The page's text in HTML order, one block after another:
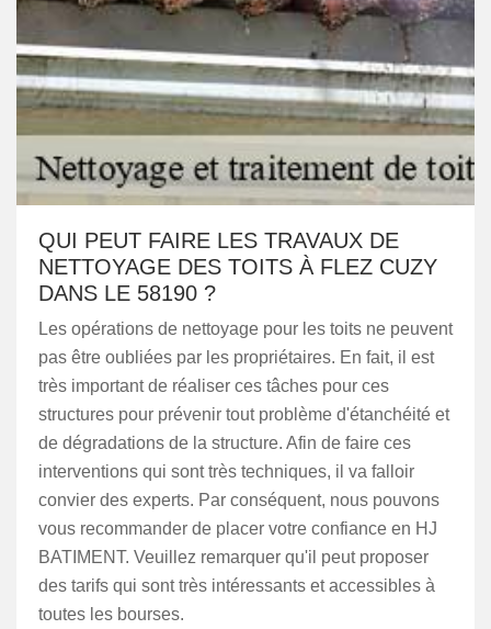
QUI PEUT FAIRE LES TRAVAUX DE
NETTOYAGE DES TOITS À FLEZ CUZY
DANS LE 58190 ?
Les opérations de nettoyage pour les toits ne peuvent
pas être oubliées par les propriétaires. En fait, il est
très important de réaliser ces tâches pour ces
structures pour prévenir tout problème d'étanchéité et
de dégradations de la structure. Afin de faire ces
interventions qui sont très techniques, il va falloir
convier des experts. Par conséquent, nous pouvons
vous recommander de placer votre confiance en HJ
BATIMENT. Veuillez remarquer qu'il peut proposer
des tarifs qui sont très intéressants et accessibles à
toutes les bourses.